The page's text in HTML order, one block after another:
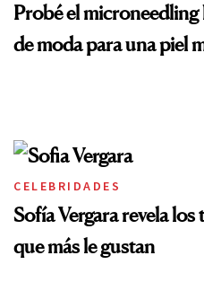
Probé el
de moda para una piel
CELEBRIDADES
Sofía Vergara revela
que más le gustan